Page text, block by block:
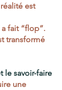
est
fait “flop”.
transformé
le savoir-faire
une